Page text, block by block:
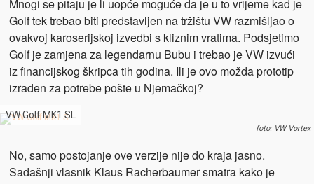
Mnogi se pitaju je li uopće moguće da je u to vrijeme kad je
Golf tek trebao biti predstavljen na tržištu VW razmišljao o
ovakvoj karoserijskoj izvedbi s kliznim vratima. Podsjetimo
Golf je zamjena za legendarnu Bubu i trebao je VW izvući
iz financijskog škripca tih godina. Ili je ovo možda prototip
izrađen za potrebe pošte u Njemačkoj?
VW Golf MK1 SL
foto: VW Vortex
No, samo postojanje ove verzije nije do kraja jasno.
Sadašnji vlasnik Klaus Racherbaumer smatra kako je